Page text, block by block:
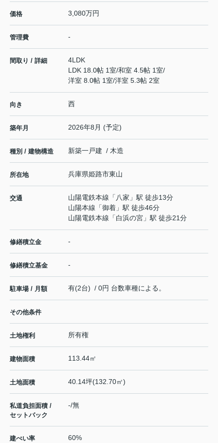
価格 3,080万円
管理費 -
間取り / 詳細
4LDK
LDK 18.0帖 1室/和室 4.5帖 1室/
洋室 8.0帖 1室/洋室 5.3帖 2室
向き 西
築年月 2026年8月 (予定)
種別 / 建物構造 新築一戸建 / 木造
所在地 兵庫県姫路市東山
交通 山陽電鉄本線 「 八家 」駅 徒歩13分
山陽本線 「御着 」駅 徒歩46分
山陽電鉄本線 「白浜の宮 」駅 徒歩21分
修繕積立金 -
修繕積立基金 -
駐車場 / 月額 有(2台) / 0円 台数車種による。
その他条件
土地権利 所有権
建物面積 113.44㎡
土地面積 40.14坪(132.70㎡)
私道負担面積 /
セットバック
-/無
建ぺい率 60%